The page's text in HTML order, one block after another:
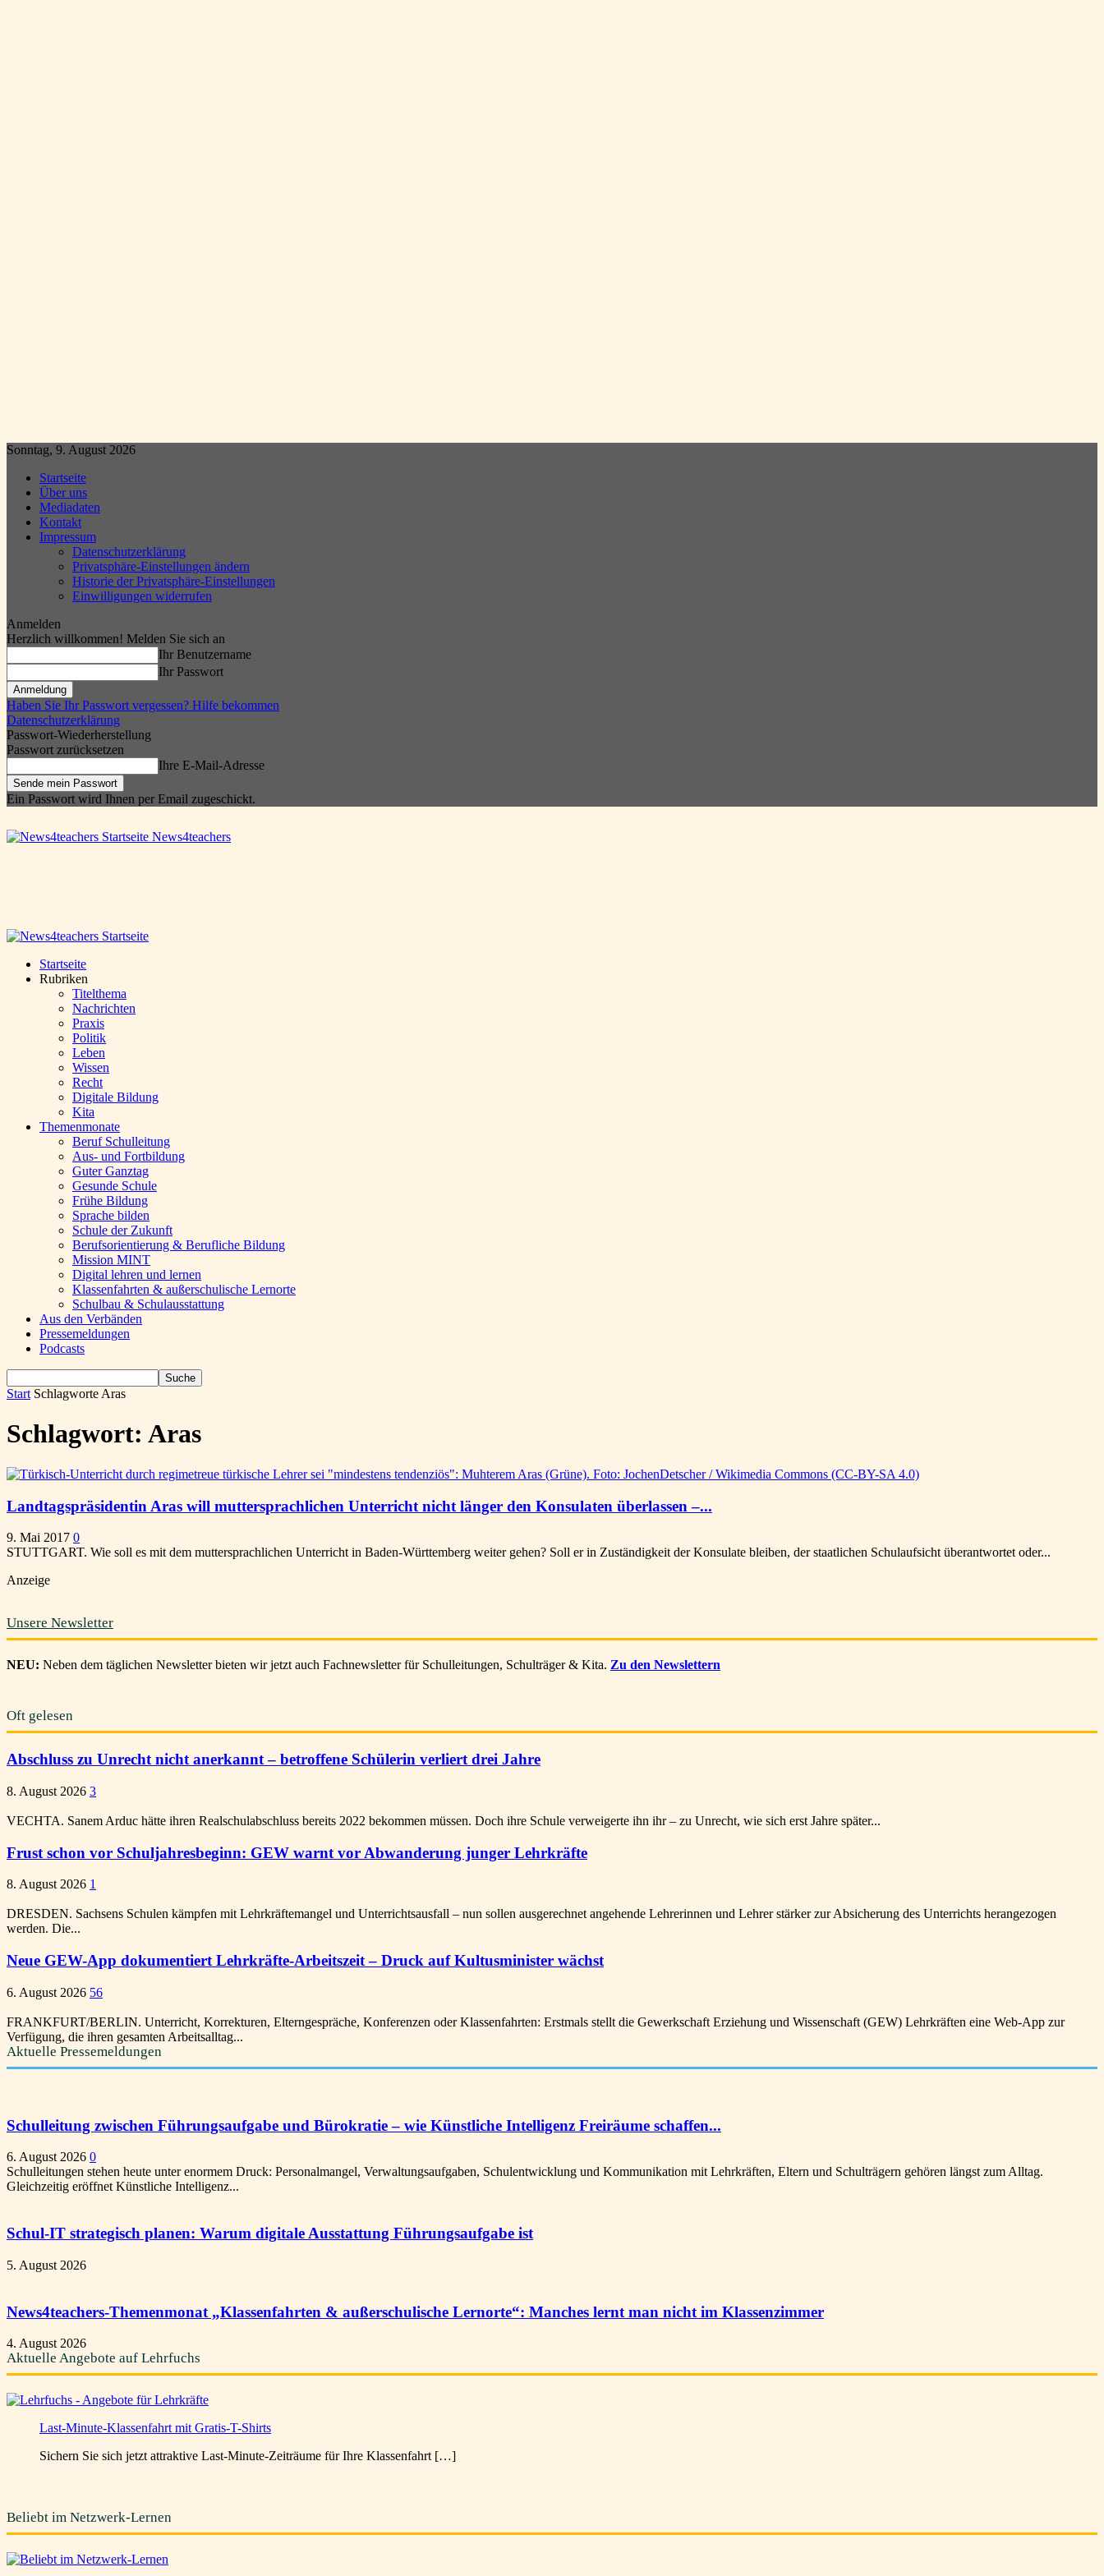
Sonntag, 9. August 2026
Startseite
Über uns
Mediadaten
Kontakt
Impressum
Datenschutzerklärung
Privatsphäre-Einstellungen ändern
Historie der Privatsphäre-Einstellungen
Einwilligungen widerrufen
Anmelden
Herzlich willkommen! Melden Sie sich an
Ihr Benutzername
Ihr Passwort
Haben Sie Ihr Passwort vergessen? Hilfe bekommen
Datenschutzerklärung
Passwort-Wiederherstellung
Passwort zurücksetzen
Ihre E-Mail-Adresse
Ein Passwort wird Ihnen per Email zugeschickt.
News4teachers
Startseite
Rubriken
Titelthema
Nachrichten
Praxis
Politik
Leben
Wissen
Recht
Digitale Bildung
Kita
Themenmonate
Beruf Schulleitung
Aus- und Fortbildung
Guter Ganztag
Gesunde Schule
Frühe Bildung
Sprache bilden
Schule der Zukunft
Berufsorientierung & Berufliche Bildung
Mission MINT
Digital lehren und lernen
Klassenfahrten & außerschulische Lernorte
Schulbau & Schulausstattung
Aus den Verbänden
Pressemeldungen
Podcasts
Start Schlagworte Aras
Schlagwort: Aras
Landtagspräsidentin Aras will muttersprachlichen Unterricht nicht länger den Konsulaten überlassen –...
9. Mai 2017 0
STUTTGART. Wie soll es mit dem muttersprachlichen Unterricht in Baden-Württemberg weiter gehen? Soll er in Zuständigkeit der Konsulate bleiben, der staatlichen Schulaufsicht überantwortet oder...
Anzeige
Unsere Newsletter
NEU: Neben dem täglichen Newsletter bieten wir jetzt auch Fachnewsletter für Schulleitungen, Schulträger & Kita. Zu den Newslettern
Oft gelesen
Abschluss zu Unrecht nicht anerkannt – betroffene Schülerin verliert drei Jahre
8. August 2026 3
VECHTA. Sanem Arduc hätte ihren Realschulabschluss bereits 2022 bekommen müssen. Doch ihre Schule verweigerte ihn ihr – zu Unrecht, wie sich erst Jahre später...
Frust schon vor Schuljahresbeginn: GEW warnt vor Abwanderung junger Lehrkräfte
8. August 2026 1
DRESDEN. Sachsens Schulen kämpfen mit Lehrkräftemangel und Unterrichtsausfall – nun sollen ausgerechnet angehende Lehrerinnen und Lehrer stärker zur Absicherung des Unterrichts herangezogen
werden. Die...
Neue GEW-App dokumentiert Lehrkräfte-Arbeitszeit – Druck auf Kultusminister wächst
6. August 2026 56
FRANKFURT/BERLIN. Unterricht, Korrekturen, Elterngespräche, Konferenzen oder Klassenfahrten: Erstmals stellt die Gewerkschaft Erziehung und Wissenschaft (GEW) Lehrkräften eine Web-App zur
Verfügung, die ihren gesamten Arbeitsalltag...
Aktuelle Pressemeldungen
Schulleitung zwischen Führungsaufgabe und Bürokratie – wie Künstliche Intelligenz Freiräume schaffen...
6. August 2026 0
Schulleitungen stehen heute unter enormem Druck: Personalmangel, Verwaltungsaufgaben, Schulentwicklung und Kommunikation mit Lehrkräften, Eltern und Schulträgern gehören längst zum Alltag.
Gleichzeitig eröffnet Künstliche Intelligenz...
Schul-IT strategisch planen: Warum digitale Ausstattung Führungsaufgabe ist
5. August 2026
News4teachers-Themenmonat „Klassenfahrten & außerschulische Lernorte“: Manches lernt man nicht im Klassenzimmer
4. August 2026
Aktuelle Angebote auf Lehrfuchs
Last-Minute-Klassenfahrt mit Gratis-T-Shirts
Sichern Sie sich jetzt attraktive Last-Minute-Zeiträume für Ihre Klassenfahrt […]
Beliebt im Netzwerk-Lernen